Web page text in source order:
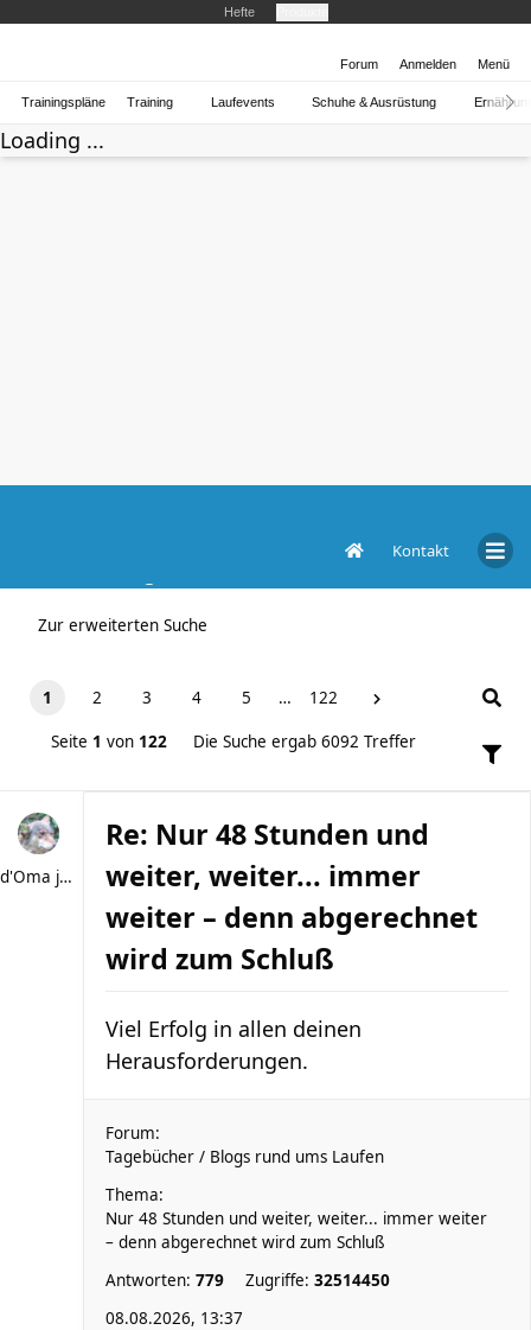
Hefte
Forum Anmelden Menü
Trainingspläne Training Laufevents Schuhe & Ausrüstung
Loading ...
Kontakt
Zur erweiterten Suche
1 2 3 4 5 … 122
Seite 1 von 122 Die Suche ergab 6092 Treffer
d'Oma joggt
Re: Nur 48 Stunden und
weiter, weiter... immer
weiter – denn abgerechnet
wird zum Schluß
Viel Erfolg in allen deinen
Herausforderungen.
Forum:
Tagebücher / Blogs rund ums Laufen
Thema:
Nur 48 Stunden und weiter, weiter... immer weiter
– denn abgerechnet wird zum Schluß
Antworten: 779 Zugriffe: 32514450
08.08.2026, 13:37